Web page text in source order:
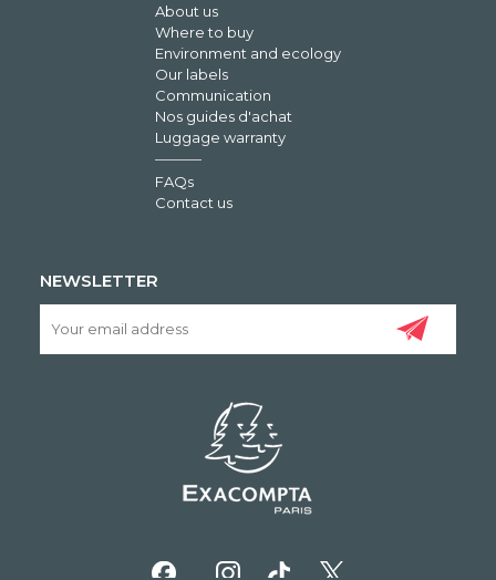
About us
Where to buy
Environment and ecology
Our labels
Communication
Nos guides d'achat
Luggage warranty
FAQs
Contact us
NEWSLETTER